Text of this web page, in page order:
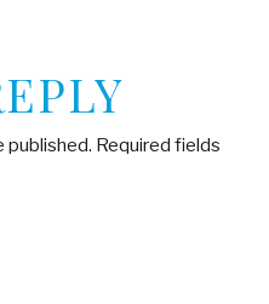
published. Required fields